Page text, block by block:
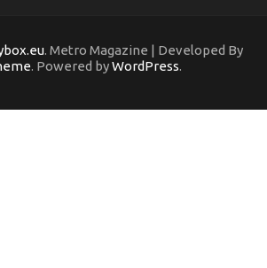
. Metro Magazine | Developed By
. Powered byWordPress.